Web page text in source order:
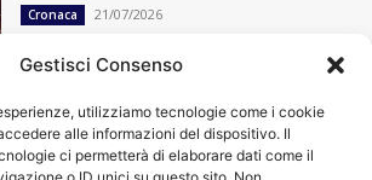
Gestisci Consenso
utilizziamo tecnologie come i cookie
alle informazioni del dispositivo. Il
ci permetterà di elaborare dati come il
Cronaca 21/07/2026
13498
7303